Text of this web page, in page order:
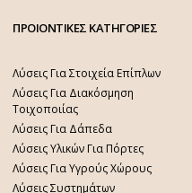
ΠΡΟΙΟΝΤΙΚΕΣ ΚΑΤΗΓΟΡΙΕΣ
Λύσεις Για Στοιχεία Επίπλων
Λύσεις Για Διακόσμηση
Τοιχοποιίας
Λύσεις Για Δάπεδα
Λύσεις Υλικών Για Πόρτες
Λύσεις Για Υγρούς Χώρους
Λύσεις Συστημάτων